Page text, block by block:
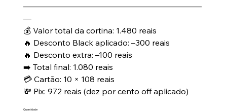
——————————————————————
—
💰 Valor total da cortina: 1.480 reais
🔥 Desconto Black aplicado: –300 reais
🔥 Desconto extra: –100 reais
➡️ Total final: 1.080 reais
💳 Cartão: 10 × 108 reais
💸 Pix: 972 reais (dez por cento off aplicado)
Quantidade